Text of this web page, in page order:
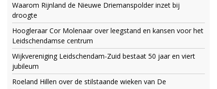
Waarom Rijnland de Nieuwe Driemanspolder inzet bij
droogte
Hoogleraar Cor Molenaar over leegstand en kansen voor het
Leidschendamse centrum
Wijkvereniging Leidschendam-Zuid bestaat 50 jaar en viert
jubileum
Roeland Hillen over de stilstaande wieken van De